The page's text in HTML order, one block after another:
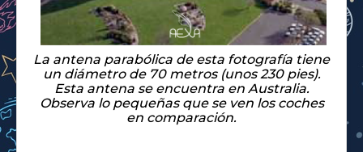
La antena parabólica de esta fotografía tiene
un diámetro de 70 metros (unos 230 pies).
Esta antena se encuentra en Australia.
Observa lo pequeñas que se ven los coches
en comparación.